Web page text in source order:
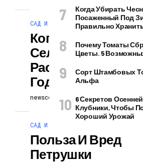
САД И ОГОРОД
Когда Сеять
Сельдерей На
Рассаду В 2024
Году
newscollection 15.12.2025
САД И ОГОРОД
Польза И Вред
Петрушки
Когда Убирать
Посаженный Под
Правильно
Почему Томаты
Цветы. 5
Сорт Штамбовых
Альфа
6 Секретов
Клубники, Чтобы
Хороший Урожай